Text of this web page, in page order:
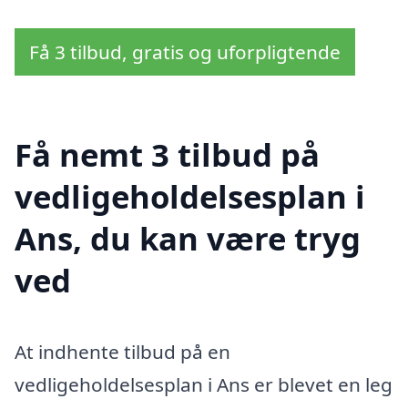
Få 3 tilbud, gratis og uforpligtende
Få nemt 3 tilbud på
vedligeholdelsesplan i
Ans, du kan være tryg
ved
At indhente tilbud på en
vedligeholdelsesplan i Ans er blevet en leg